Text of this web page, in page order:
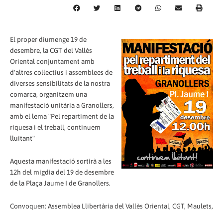
El proper diumenge 19 de
desembre, la CGT del Vallès
Oriental conjuntament amb
d'altres col·lectius i assemblees de
diverses sensibilitats de la nostra
comarca, organitzem una
manifestació unitària a Granollers,
amb el lema "Pel repartiment de la
riquesa i el treball, continuem
lluitant"
Aquesta manifestació sortirà a les
12h del migdia del 19 de desembre
de la Plaça Jaume I de Granollers.
Convoquen: Assemblea Llibertària del Vallès Oriental, CGT, Maulets,